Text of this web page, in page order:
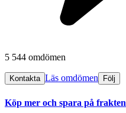
5 544 omdömen
Kontakta Läs omdömen Följ
Köp mer och spara på frakten